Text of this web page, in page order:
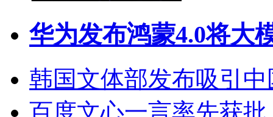
华为发布鸿蒙4.0将大
韩国文体部发布吸引